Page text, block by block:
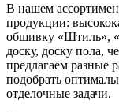
В нашем
продукции:
обшивку «Штиль»,
доску, доску пола,
предлагаем разные
подобрать
отделочные задачи.